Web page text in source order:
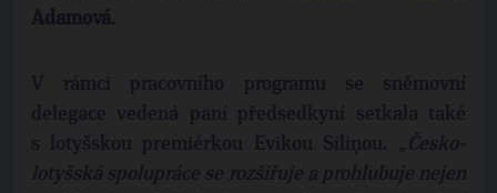
Adamová.
V rámci pracovního programu se sněmovní
delegace vedená paní předsedkyní setkala také
s lotyšskou premiérkou Evikou Siliņou.
„Česko-
lotyšská spolupráce se rozšiřuje a prohlubuje nejen